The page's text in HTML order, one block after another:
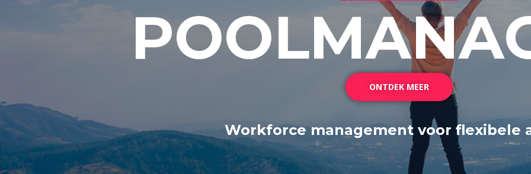
ONTDEK MEER
Workforce management voor flexibele